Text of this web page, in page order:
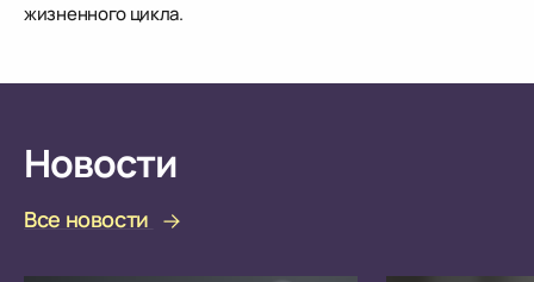
жизненного цикла.
Новости
Все новости